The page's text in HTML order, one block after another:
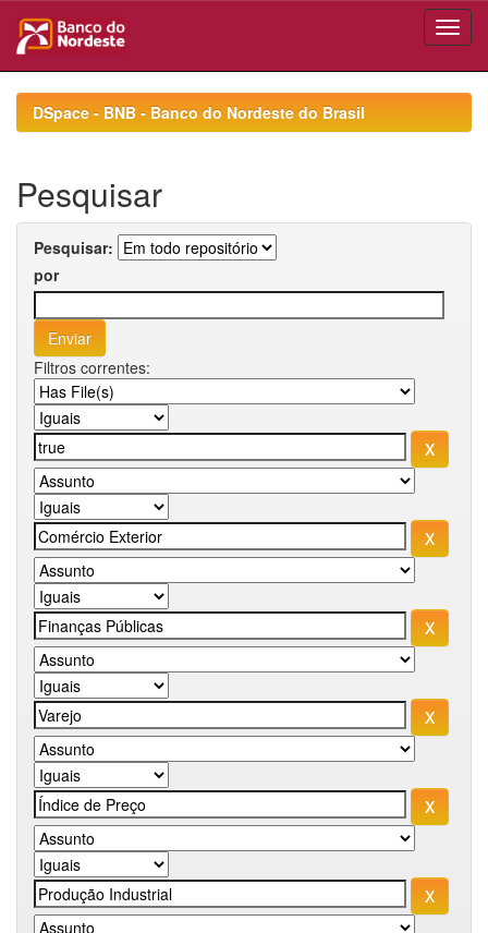
navigationDSpace - BNB - Banco do Nordeste do Brasil
Pesquisar
Pesquisar:
por
Filtros correntes: